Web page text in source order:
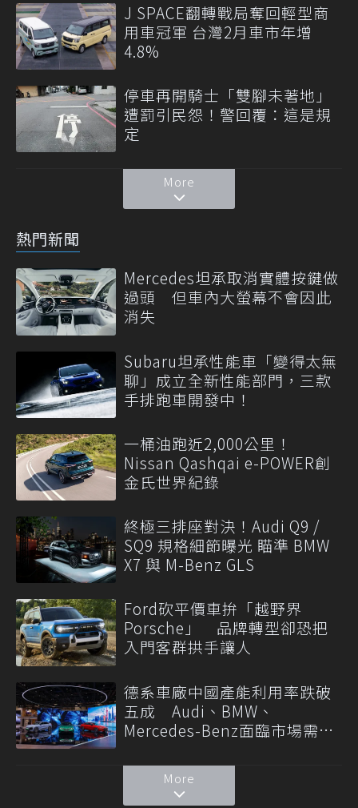
J SPACE翻轉戰局奪回輕型商
用車冠軍 台灣2月車市年增
4.8%
停車再開騎士「雙腳未著地」
遭罰引民怨！警回覆：這是規
定
More
熱門新聞
Mercedes坦承取消實體按鍵做
過頭 但車內大螢幕不會因此
消失
Subaru坦承性能車「變得太無
聊」成立全新性能部門，三款
手排跑車開發中！
一桶油跑近2,000公里！
Nissan Qashqai e-POWER創
金氏世界紀錄
終極三排座對決！Audi Q9 /
SQ9 規格細節曝光 瞄準 BMW
X7 與 M-Benz GLS
Ford砍平價車拚「越野界
Porsche」 品牌轉型卻恐把
入門客群拱手讓人
德系車廠中國產能利用率跌破
五成 Audi、BMW、
Mercedes-Benz面臨市場需求
More